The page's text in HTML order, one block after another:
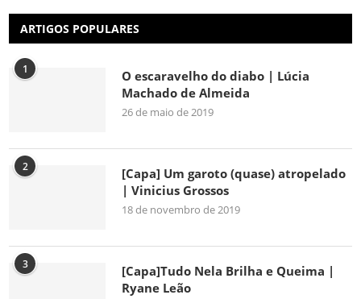
ARTIGOS POPULARES
1
O escaravelho do diabo | Lúcia
Machado de Almeida
26 de maio de 2019
2
[Capa] Um garoto (quase) atropelado
| Vinicius Grossos
18 de novembro de 2019
3
[Capa]Tudo Nela Brilha e Queima |
Ryane Leão